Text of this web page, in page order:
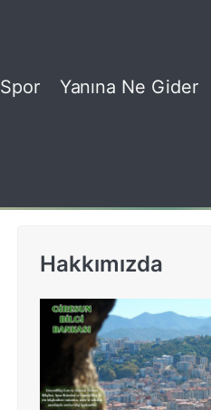
Spor Yanına Ne Gider
Hakkımızda